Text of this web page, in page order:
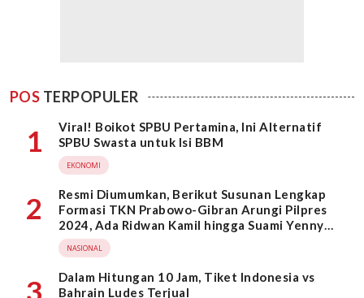
POS TERPOPULER
1
Viral! Boikot SPBU Pertamina, Ini Alternatif
SPBU Swasta untuk Isi BBM
EKONOMI
2
Resmi Diumumkan, Berikut Susunan Lengkap
Formasi TKN Prabowo-Gibran Arungi Pilpres
2024, Ada Ridwan Kamil hingga Suami Yenny
Wahid
NASIONAL
3
Dalam Hitungan 10 Jam, Tiket Indonesia vs
Bahrain Ludes Terjual